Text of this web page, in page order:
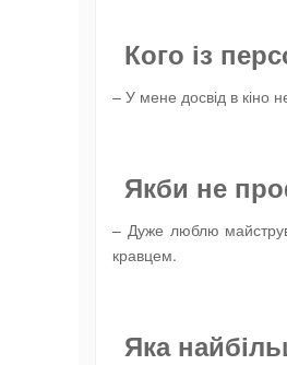
Кого із
– У мене досвід в кіно
Якби не
– Дуже люблю
кравцем.
Яка